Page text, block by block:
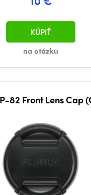
na otázku
KÚPIŤ
82 Front Lens Cap